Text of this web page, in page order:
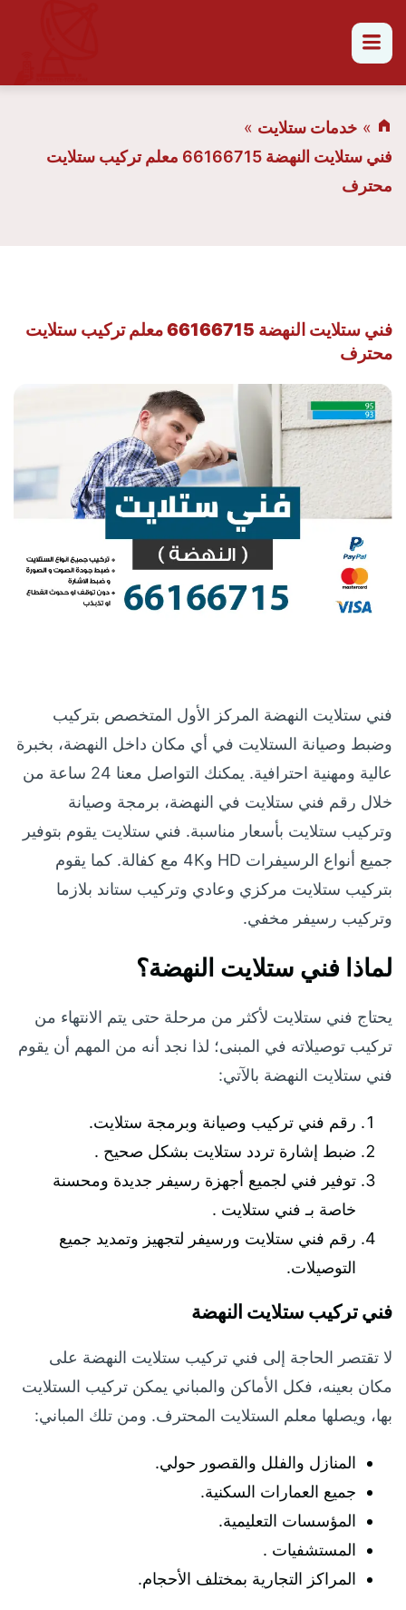
خدمات ستلايت
فني ستلايت النهضة 66166715 معلم تركيب ستلايت
محترف
فني ستلايت النهضة 66166715 معلم تركيب ستلايت
محترف
فني ستلايت النهضة المركز الأول المتخصص بتركيب
وضبط وصيانة الستلايت في أي مكان داخل النهضة، بخبرة
عالية ومهنية احترافية. يمكنك التواصل معنا 24 ساعة من
خلال رقم فني ستلايت في النهضة، برمجة وصيانة
وتركيب ستلايت بأسعار مناسبة. فني ستلايت يقوم بتوفير
جميع أنواع الرسيفرات HD و4K مع كفالة. كما يقوم
بتركيب ستلايت مركزي وعادي وتركيب ستاند بلازما
وتركيب رسيفر مخفي.
لماذا فني ستلايت النهضة؟
يحتاج فني ستلايت لأكثر من مرحلة حتى يتم الانتهاء من
تركيب توصيلاته في المبنى؛ لذا نجد أنه من المهم أن يقوم
فني ستلايت النهضة بالآتي:
رقم فني تركيب وصيانة وبرمجة ستلايت.
ضبط إشارة تردد ستلايت بشكل صحيح .
توفير فني لجميع أجهزة رسيفر جديدة ومحسنة
خاصة بـ فني ستلايت .
رقم فني ستلايت ورسيفر لتجهيز وتمديد جميع
التوصيلات.
فني تركيب ستلايت النهضة
لا تقتصر الحاجة إلى فني تركيب ستلايت النهضة على
مكان بعينه، فكل الأماكن والمباني يمكن تركيب الستلايت
بها، ويصلها معلم الستلايت المحترف. ومن تلك المباني:
المنازل والفلل والقصور حولي.
جميع العمارات السكنية.
المؤسسات التعليمية.
المستشفيات .
المراكز التجارية بمختلف الأحجام.